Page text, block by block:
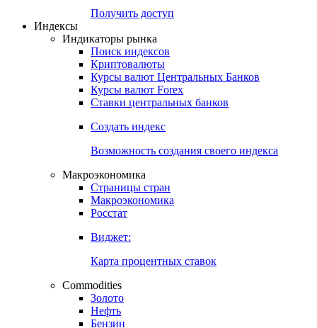
Попробуйте7-дневный
Откройте глобальную базу данных
Получить доступ
Индикаторы рынка
Поиск индексов
Курсы валют Центральных Банков
Ставки центральных банков
Создать индекс
Возможность создания своего индекса
Страницы стран
Росстат
Виджет:
Карта процентных ставок